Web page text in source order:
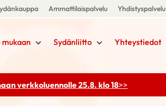
Ammattilaispalvelu Yhdistyspalvelu
mukaan Sydänliitto Yhteystiedot
verkkoluennolle 25.8. klo 18>>